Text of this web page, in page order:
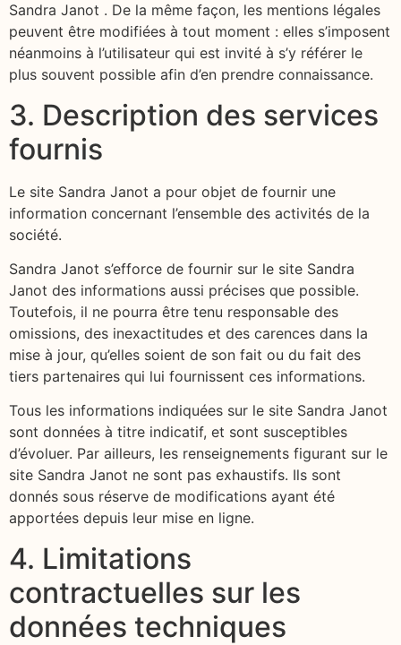
Sandra Janot . De la même façon, les mentions légales
peuvent être modifiées à tout moment : elles s’imposent
néanmoins à l’utilisateur qui est invité à s’y référer le
plus souvent possible afin d’en prendre connaissance.
3. Description des services
fournis
Le site Sandra Janot a pour objet de fournir une
information concernant l’ensemble des activités de la
société.
Sandra Janot s’efforce de fournir sur le site Sandra
Janot des informations aussi précises que possible.
Toutefois, il ne pourra être tenu responsable des
omissions, des inexactitudes et des carences dans la
mise à jour, qu’elles soient de son fait ou du fait des
tiers partenaires qui lui fournissent ces informations.
Tous les informations indiquées sur le site Sandra Janot
sont données à titre indicatif, et sont susceptibles
d’évoluer. Par ailleurs, les renseignements figurant sur le
site Sandra Janot ne sont pas exhaustifs. Ils sont
donnés sous réserve de modifications ayant été
apportées depuis leur mise en ligne.
4. Limitations
contractuelles sur les
données techniques